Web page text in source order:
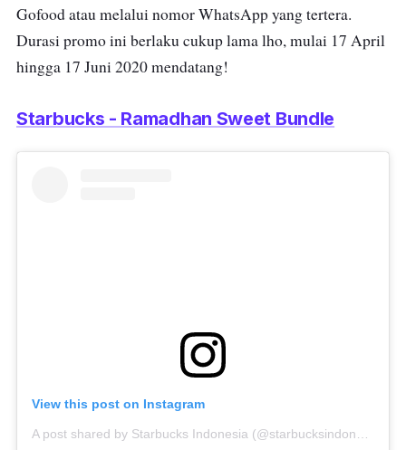
Gofood atau melalui nomor WhatsApp yang tertera.
Durasi promo ini berlaku cukup lama lho, mulai 17 April
hingga 17 Juni 2020 mendatang!
Starbucks - Ramadhan Sweet Bundle
View this post on Instagram
A post shared by Starbucks Indonesia (@starbucksindonesia)